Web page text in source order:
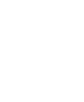
Chào mừng các